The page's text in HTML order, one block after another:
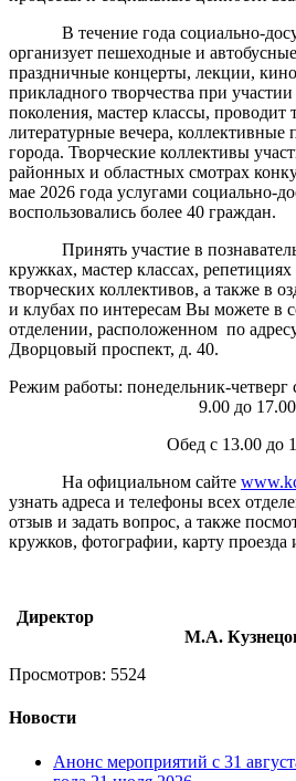
В течение года социально-
организует пешеходные и
праздничные концерты, лекции,
прикладного творчества при
поколения, мастер классы, проводит
литературные вечера, коллективные
города. Творческие коллективы
районных и областных смотрах
мае 2026 года услугами социально-
воспользовались более 40 граждан.
Принять участие в
кружках, мастер классах,
творческих коллективов, а также в
и клубах по интересам Вы можете в
отделении, расположенном по
Дворцовый проспект, д. 40.
Режим работы: понедельник-четверг
9.00 до 17.00
Обед с 13.00 до
На официальном сайте
узнать адреса и телефоны всех
отзыв и задать вопрос, а также
кружков, фотографии, карту проезда
М.А.
Просмотров: 5524
Новости
Анонс мероприятий с 31